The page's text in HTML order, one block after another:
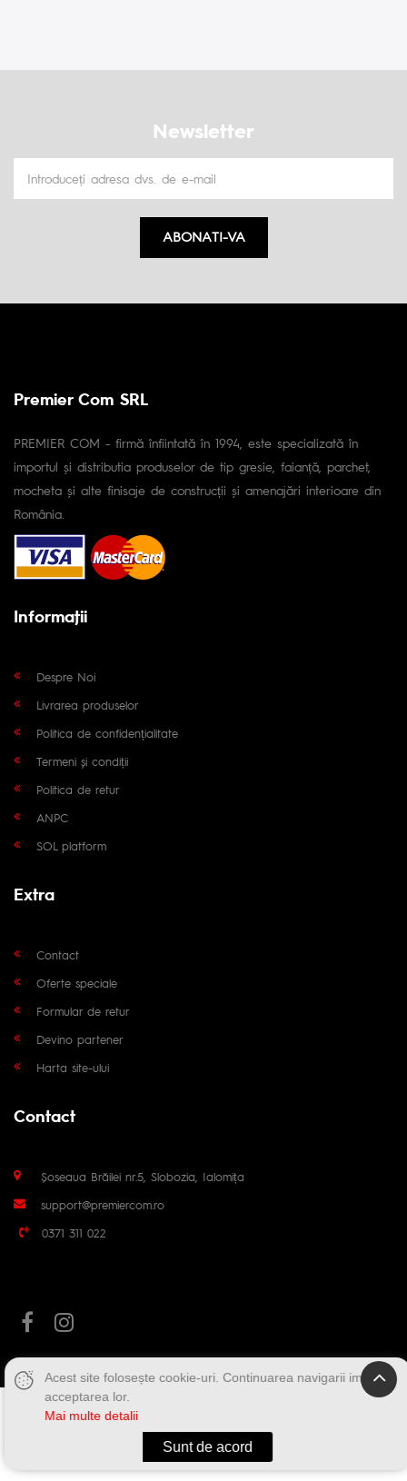
Newsletter
ABONATI-VA
Premier Com SRL
PREMIER COM - firmă înfiintată în 1994, este specializată în
importul și distributia produselor de tip gresie, faianță, parchet,
mocheta și alte finisaje de construcții și amenajări interioare din
România.
Informaţii
Despre Noi
Livrarea produselor
Politica de confidențialitate
Termeni și condiții
Politica de retur
ANPC
SOL platform
Extra
Contact
Oferte speciale
Formular de retur
Devino partener
Harta site-ului
Contact
Șoseaua Brăilei nr.5, Slobozia, Ialomița
support@premiercom.ro
0371 311 022
Acest site folosește cookie-uri. Continuarea navigarii implica
acceptarea lor.
Mai multe detalii
Sunt de acord